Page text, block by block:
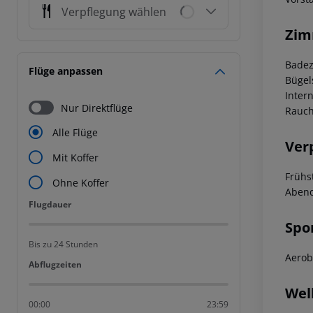
Verpflegung wählen
Flüge anpassen
Nur Direktflüge
Alle Flüge
Mit Koffer
Ohne Koffer
Flugdauer
Flugdauer
Bis zu 24 Stunden
Abflugzeiten
Abflugzeiten
00:00 23:59